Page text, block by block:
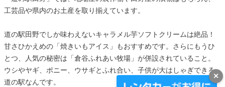
工芸品や県内のお土産を取り揃えています。
道の駅田野でしか味わえないキャラメル芋ソフトクリームは絶品！
甘さひかえめの「焼きいもアイス」もおすすめです。さらにもうひ
とつ、人気の秘密は「倉谷ふれあい牧場」が併設されていること。
ウシやヤギ、ポニー、ウサギとふれ合い、子供が大はしゃぎできる
道の駅なんです。
✕